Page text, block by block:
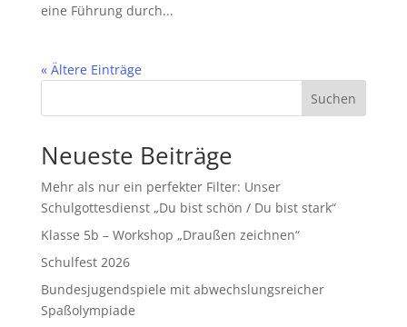
eine Führung durch...
« Ältere Einträge
Suchen
Neueste Beiträge
Mehr als nur ein perfekter Filter: Unser
Schulgottesdienst „Du bist schön / Du bist stark“
Klasse 5b – Workshop „Draußen zeichnen“
Schulfest 2026
Bundesjugendspiele mit abwechslungsreicher
Spaßolympiade